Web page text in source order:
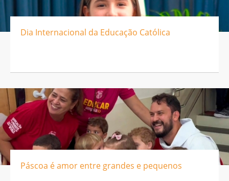
Dia Internacional da Educação Católica
Páscoa é amor entre grandes e pequenos